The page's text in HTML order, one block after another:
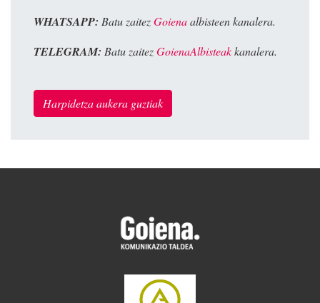
WHATSAPP: Batu zaitezGoienaalbisteen kanalera.
TELEGRAM: Batu zaitezGoienaAlbisteakkanalera.
Harpidetza aukera guztiak